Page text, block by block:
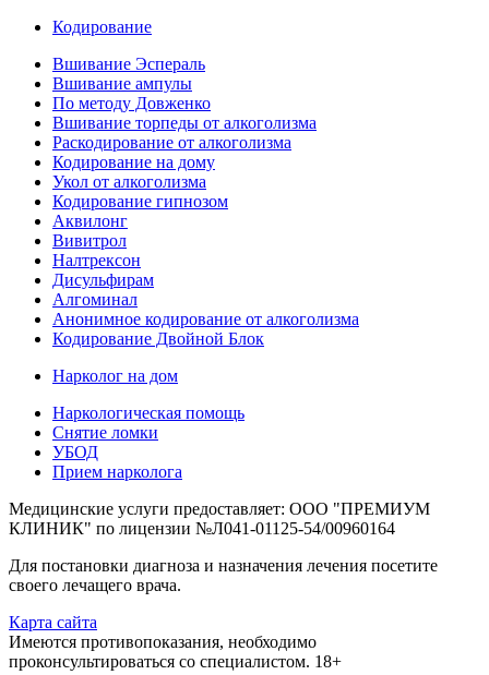
Кодирование
Вшивание Эспераль
Вшивание ампулы
По методу Довженко
Вшивание торпеды от алкоголизма
Раскодирование от алкоголизма
Кодирование на дому
Укол от алкоголизма
Кодирование гипнозом
Аквилонг
Вивитрол
Налтрексон
Дисульфирам
Алгоминал
Анонимное кодирование от алкоголизма
Кодирование Двойной Блок
Нарколог на дом
Наркологическая помощь
Снятие ломки
УБОД
Прием нарколога
Медицинские услуги предоставляет: ООО "ПРЕМИУМ
КЛИНИК" по лицензии №Л041-01125-54/00960164
Для постановки диагноза и назначения лечения посетите
своего лечащего врача.
Карта сайта
Имеются противопоказания, необходимо
проконсультироваться со специалистом. 18+